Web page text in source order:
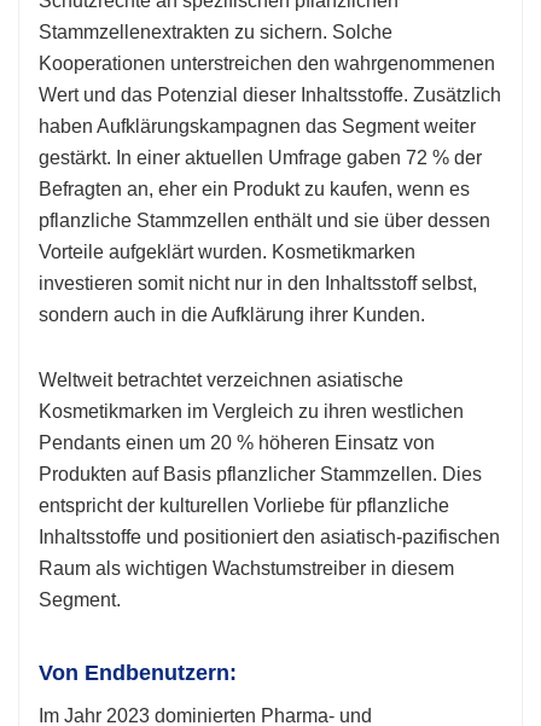
Stammzellenextrakten zu sichern. Solche
Kooperationen unterstreichen den wahrgenommenen
Wert und das Potenzial dieser Inhaltsstoffe. Zusätzlich
haben Aufklärungskampagnen das Segment weiter
gestärkt. In einer aktuellen Umfrage gaben 72 % der
Befragten an, eher ein Produkt zu kaufen, wenn es
pflanzliche Stammzellen enthält und sie über dessen
Vorteile aufgeklärt wurden. Kosmetikmarken
investieren somit nicht nur in den Inhaltsstoff selbst,
sondern auch in die Aufklärung ihrer Kunden.
Weltweit betrachtet verzeichnen asiatische
Kosmetikmarken im Vergleich zu ihren westlichen
Pendants einen um 20 % höheren Einsatz von
Produkten auf Basis pflanzlicher Stammzellen. Dies
entspricht der kulturellen Vorliebe für pflanzliche
Inhaltsstoffe und positioniert den asiatisch-pazifischen
Raum als wichtigen Wachstumstreiber in diesem
Segment.
Von Endbenutzern:
Im Jahr 2023 dominierten Pharma- und